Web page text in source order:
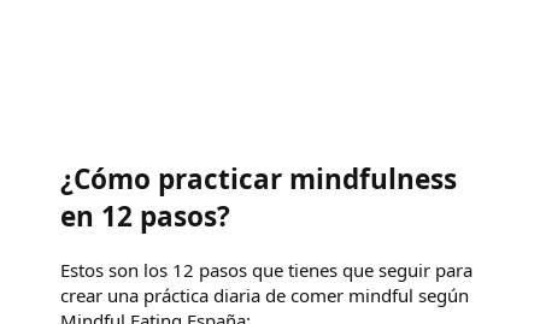
¿Cómo practicar mindfulness
en 12 pasos?
Estos son los 12 pasos que tienes que seguir para
crear una práctica diaria de comer mindful según